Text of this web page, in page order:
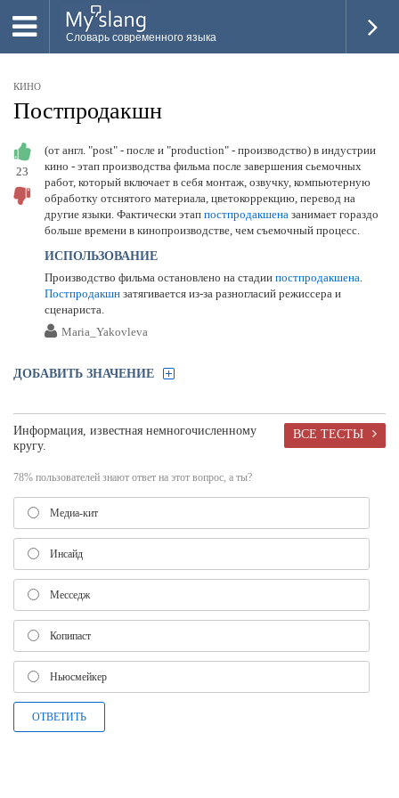
Словарь современного языка
НОВОЕ
ПОПУЛЯРНОЕ
ПРОВЕРИТЬ ЗНАНИЯ
ДОБАВИТЬ СЛОВО
ПРОСВЕТИТЕЛИ
ВОЙТИ
КИНО
Постпродакшн
23
(от англ. "post" - после и "production" - производство) в индустрии
кино - этап производства фильма после завершения сьемочных
работ, который включает в себя монтаж, озвучку, компьютерную
обработку отснятого материала, цветокоррекцию, перевод на
другие языки. Фактически этап постпродакшена занимает гораздо
больше времени в кинопроизводстве, чем съемочный процесс.
ИСПОЛЬЗОВАНИЕ
Производство фильма остановлено на стадии постпродакшена.
Постпродакшн затягивается из-за разногласий режиссера и
сценариста.
Maria_Yakovleva
ДОБАВИТЬ ЗНАЧЕНИЕ
ВСЕ ТЕСТЫ
Информация, известная немногочисленному
кругу.
78% пользователей знают ответ на этот вопрос, а ты?
Медиа-кит
Инсайд
Месседж
Копипаст
Ньюсмейкер